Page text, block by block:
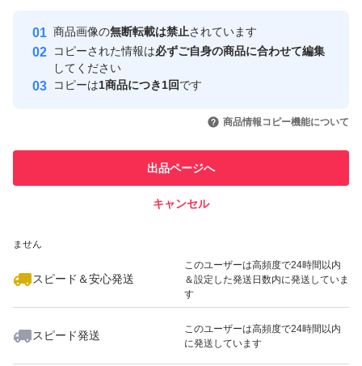
安心取引出品者
心・安全なユーザーです
取引実績
引を完了させた実績があります
での取引実績があります
ません
スピード＆安心発送
このユーザーは高頻度で24時間以内
＆設定した発送日数内に発送していま
す
スピード発送
このユーザーは高頻度で24時間以内
に発送しています
商品画像の無断転載は禁止されています
コピーされた情報は必ずご自身の商品に合わせて編集
してください
コピーは1商品につき1回です
商品情報コピー機能について
出品ページへ
キャンセル
いいね！
1,000